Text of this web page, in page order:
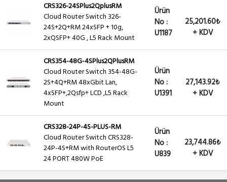
CRS326-24SPlus2QplusRM
Cloud Router Switch 326-
24S+2Q+RM 24xSFP + 10g,
2xQSFP+ 40G , L5 Rack Mount
Ürün
No :
U1187
25,201.60₺
+ KDV
CRS354-48G-4SPlus2QPlusRM
Cloud Router Switch 354-48G-
2S+4Q+RM 48xGbit Lan,
4xSFP+,2Qsfp+ LCD ,L5 Rack
Mount
Ürün
No :
U1391
27,143.92₺
+ KDV
CRS328-24P-4S-PLUS-RM
Cloud Router Switch CRS328-
24P-4S+RM with RouterOS L5
24 PORT 480W PoE
Ürün
No :
U839
23,744.86₺
+ KDV